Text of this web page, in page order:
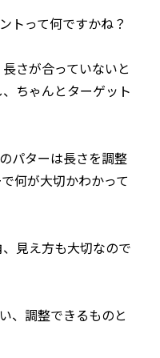
トって何ですかね？
さが合っていないと
ちゃんとターゲット
パターは長さを調整
何が大切かわかって
、見え方も大切なので
、調整できるものと